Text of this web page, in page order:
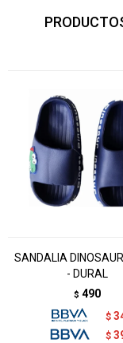
SANDALIA
- DURAL
$ 490
$
$